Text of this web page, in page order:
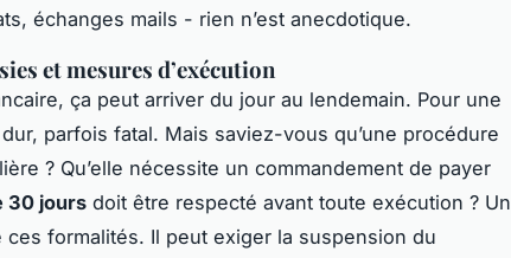
échanges mails - rien n’est anecdotique.
et mesures d’exécution
ça peut arriver du jour au lendemain. Pour une
parfois fatal. Mais saviez-vous qu’une procédure
? Qu’elle nécessite un commandement de payer
30 jours doit être respecté avant toute exécution ? Un
ces formalités. Il peut exiger la suspension du